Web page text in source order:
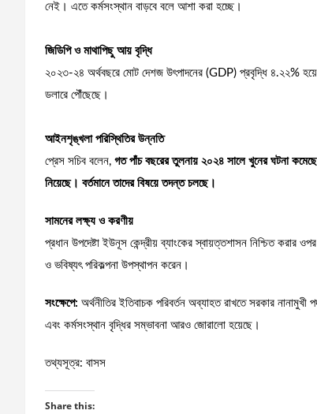
নেই। এতে কর্মসংস্থান বাড়বে বলে আশা করা হচ্ছে।
জিডিপি ও মাথাপিছু আয় বৃদ্ধি
২০২৩-২৪ অর্থবছরে মোট দেশজ উৎপাদনের (GDP) প্রবৃদ্ধি ৪.২২%
ডলারে পৌঁছেছে।
আইনশৃঙ্খলা পরিস্থিতির উন্নতি
প্রেস সচিব বলেন, গত পাঁচ বছরের তুলনায় ২০২৪ সালে খুনের ঘটনা
নিয়েছে। বর্তমানে তাদের বিষয়ে তদন্ত চলছে।
সামনের লক্ষ্য ও করণীয়
প্রধান উপদেষ্টা ইউনূস কেন্দ্রীয় ব্যাংকের স্বায়ত্তশাসন নিশ্চিত করার
ও ভবিষ্যৎ পরিকল্পনা উপস্থাপন করেন।
সংক্ষেপে: অর্থনীতির ইতিবাচক পরিবর্তন অব্যাহত রাখতে সরকার নানামুখী
এবং কর্মসংস্থান বৃদ্ধির সম্ভাবনা আরও জোরালো হয়েছে।
তথ্যসূত্র: বাসস
Share this: